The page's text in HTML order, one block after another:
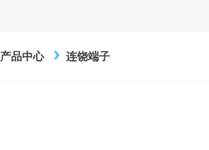
产品中心 连饶端子